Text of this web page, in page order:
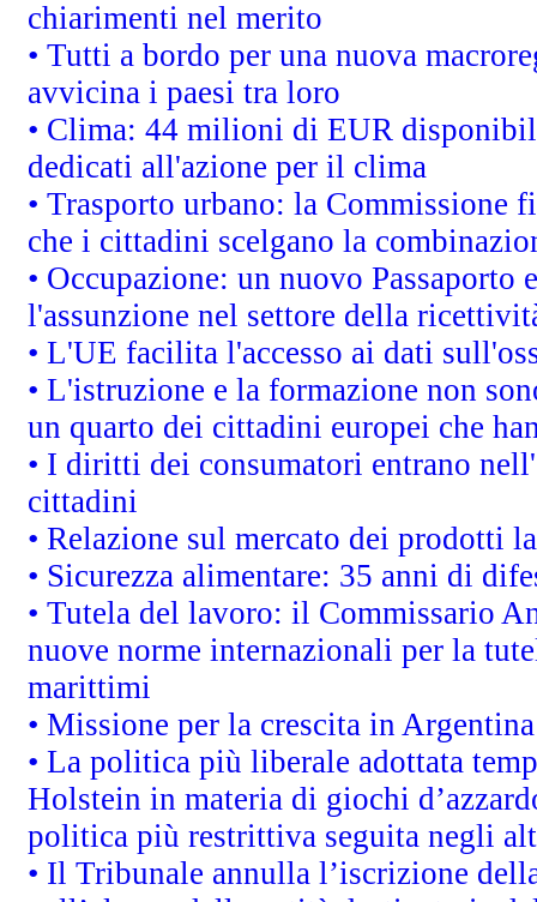
chiarimenti nel merito
• Tutti a bordo per una nuova
avvicina i paesi tra loro
• Clima: 44 milioni di EUR
dedicati all'azione per il clima
• Trasporto urbano: la Commissione
che i cittadini scelgano la
• Occupazione: un nuovo Passaporto
l'assunzione nel settore della
• L'UE facilita l'accesso ai dati
• L'istruzione e la formazione non
un quarto dei cittadini europei che
• I diritti dei consumatori entrano
cittadini
• Relazione sul mercato dei prodotti
• Sicurezza alimentare: 35 anni di
• Tutela del lavoro: il Commissario
nuove norme internazionali per la
marittimi
• Missione per la crescita in
• La politica più liberale adottata
Holstein in materia di giochi
politica più restrittiva seguita negli
• Il Tribunale annulla l’iscrizione